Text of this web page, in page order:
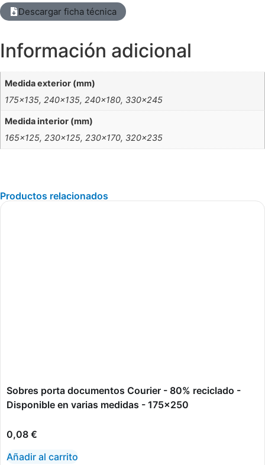
Descargar ficha técnica
Información adicional
Medida exterior (mm)
175×135, 240×135, 240×180, 330×245
Medida interior (mm)
165×125, 230×125, 230×170, 320×235
Productos relacionados
Sobres porta documentos Courier - 80% reciclado -
Disponible en varias medidas - 175x250
0,08 €
Añadir al carrito